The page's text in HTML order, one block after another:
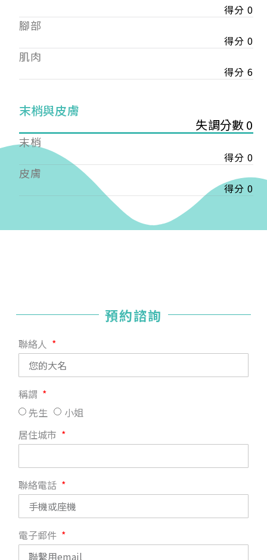
得分 0
腳部
得分 0
肌肉
得分 6
末梢與皮膚
失調分數 0
末梢
得分 0
皮膚
得分 0
預約諮詢
聯絡人
稱謂
先生
小姐
居住城市
聯絡電話
電子郵件
【會費】
入會費新臺幣1200元，於會員入會時繳納；常年會
費1200元，於每年度繳納。
入會費新臺幣3000元，於會員入會時繳納；常年會
費3000元，於每年度繳納。
戶名: 社團法人台灣自律神經健康培訓暨發展協會
帳號: 003-03-501566-2
銀行: (013) 國泰世華 南京東路分行